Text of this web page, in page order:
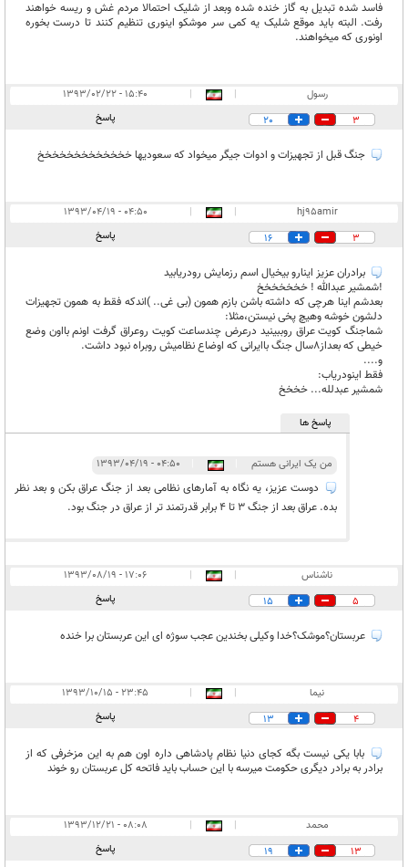
فاسد شده تبدیل به گاز خنده شده وبعد از شلیک احتمالا مردم غش و ریسه خواهند
رفت. البته باید موقع شلیک یه کمی سر موشکو اینوری تنظیم کنند تا درست بخوره
اونوری که میخواهند.
رسول |
|
۱۵:۴۰ - ۱۳۹۳/۰۲/۲۲
3
20 پاسخ
جنگ قبل از تجهیزات و ادوات جیگر میخواد که سعودیها خخخخخخخخخخخخخ
hj95amir
|
|
۰۴:۵۰ - ۱۳۹۳/۰۴/۱۹
3
16 پاسخ
برادران عزیز اینارو بیخیال اسم رزمایش رودریابید
!شمشیر عبدالله ! خخخخخخخ
بعدشم اینا هرچی که داشته باشن بازم همون (بی غی.. )اندکه فقط به همون تجهیزات
دلشون خوشه وهیچ پخی نیستن،مثلا:
شماجنگ کویت عراق روببینید درعرض چندساعت کویت روعراق گرفت اونم بااون وضع
خیطی که بعداز8سال جنگ باایرانی که اوضاع نظامیش روبراه نبود داشت.
و....
فقط اینودریاب:
شمشیر عبدلله... خخخخ
پاسخ ها
من یک ایرانی هستم ۰۴:۵۰ - ۱۳۹۳/۰۴/۱۹
دوست عزیز، یه نگاه به آمارهای نظامی بعد از جنگ عراق بکن و بعد نظر
بده. عراق بعد از جنگ 3 تا 4 برابر قدرتمند تر از عراق در جنگ بود.
ناشناس |
|
۱۷:۰۶ - ۱۳۹۳/۰۸/۱۹
5
15 پاسخ
عربستان؟موشک؟خدا وکیلی بخندین عجب سوژه ای این عربستان برا خنده
نیما |
|
۲۳:۴۵ - ۱۳۹۳/۱۰/۱۵
4
13 پاسخ
بابا یکی نیست بگه کجای دنیا نظام پادشاهی داره اون هم به این مزخرفی که از
برادر به برادر دیگری حکومت میرسه با این حساب باید فاتحه کل عربستان رو خوند
محمد |
|
۰۸:۰۸ - ۱۳۹۳/۱۲/۲۱
13
19 پاسخ